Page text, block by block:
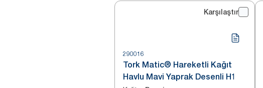
Karşılaştır
290016
Tork Matic® Hareketli Kağıt
Havlu Mavi Yaprak Desenli H1